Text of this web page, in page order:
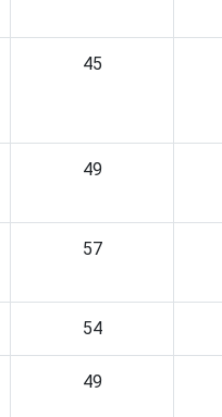
45
49
57
54
49